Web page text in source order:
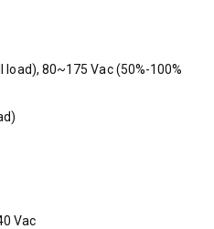
load), 80~175 Vac (50%-100%
Vac